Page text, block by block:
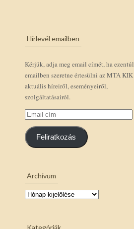
Hírlevél emailben
Kérjük, adja meg email címét, ha ezentúl
emailben szeretne értesülni az MTA KIK
aktuális híreiről, eseményeiről,
szolgáltatásairól.
Email
cím
Feliratkozás
Archívum
Kategóriák